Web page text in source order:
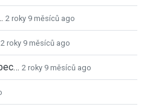
2 roky 9 měsíců ago
2 roky 9 měsíců ago
2 roky 9 měsíců ago